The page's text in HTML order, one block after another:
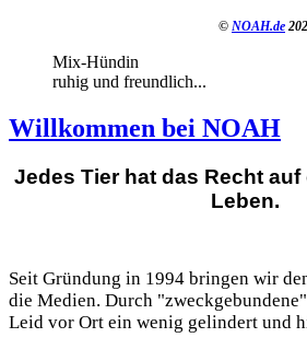
© NOAH.de
Mix-Hündin
ruhig und freundlich...
Willkommen bei NOAH
Jedes Tier hat das Recht
Leben.
Seit Gründung in 1994 bringen wir
die Medien. Durch
Leid vor Ort ein wenig gelindert und